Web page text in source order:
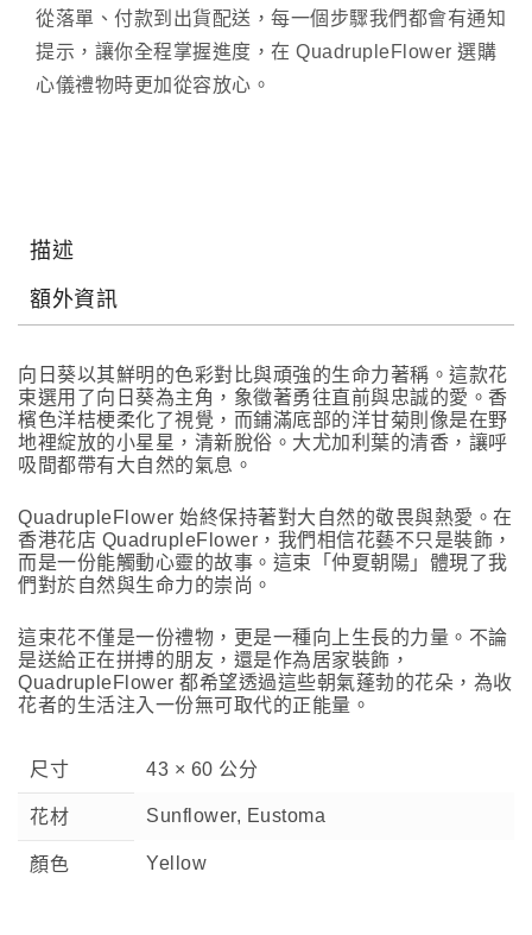
從落單、付款到出貨配送，每一個步驟我們都會有通知
提示，讓你全程掌握進度，在 QuadrupleFlower 選購
心儀禮物時更加從容放心。
描述
額外資訊
向日葵以其鮮明的色彩對比與頑強的生命力著稱。這款花
束選用了向日葵為主角，象徵著勇往直前與忠誠的愛。香
檳色洋桔梗柔化了視覺，而鋪滿底部的洋甘菊則像是在野
地裡綻放的小星星，清新脫俗。大尤加利葉的清香，讓呼
吸間都帶有大自然的氣息。
QuadrupleFlower 始終保持著對大自然的敬畏與熱愛。在
香港花店 QuadrupleFlower，我們相信花藝不只是裝飾，
而是一份能觸動心靈的故事。這束「仲夏朝陽」體現了我
們對於自然與生命力的崇尚。
這束花不僅是一份禮物，更是一種向上生長的力量。不論
是送給正在拼搏的朋友，還是作為居家裝飾，
QuadrupleFlower 都希望透過這些朝氣蓬勃的花朵，為收
花者的生活注入一份無可取代的正能量。
尺寸 43 × 60 公分
花材 Sunflower, Eustoma
顏色 Yellow